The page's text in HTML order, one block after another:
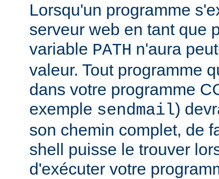
Lorsqu'un programme
serveur web en tant que
variable PATH n'aura
valeur. Tout programme
dans votre programme
exemple sendmail)
son chemin complet, de
shell puisse le trouver
d'exécuter votre